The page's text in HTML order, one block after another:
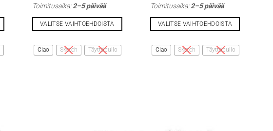
-
Toimitusaika:2–5 päivää
VALITSE VAIHTOEHDOISTA
tuotteella
Ciao Sketch Täyttöpullo
-
Toimitusaika:2–5 päivää
VALITSE VAIHTOEHDOISTA
tuotteella
Ciao Sketch Täyttöpullo